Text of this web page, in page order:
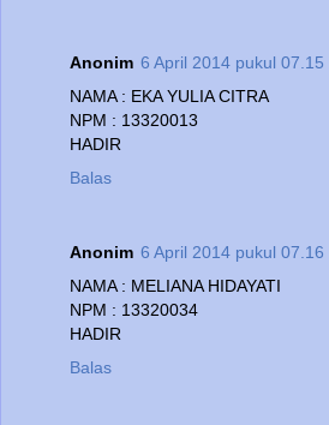
Anonim 6 April 2014 pukul 07.15
NAMA : EKA YULIA CITRA
NPM : 13320013
HADIR
Balas
Anonim 6 April 2014 pukul 07.16
NAMA : MELIANA HIDAYATI
NPM : 13320034
HADIR
Balas